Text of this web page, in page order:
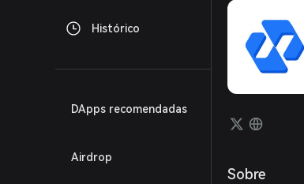
Español (Argentina)
Histórico
DApps recomendadas
Airdrop
Sobre